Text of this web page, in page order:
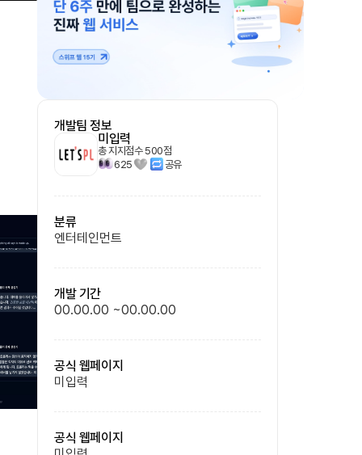
개발팀 정보
미입력
총 지지점수 500점
625
공유
분류
엔터테인먼트
개발 기간
00.00.00 ~00.00.00
공식 웹페이지
미입력
공식 웹페이지